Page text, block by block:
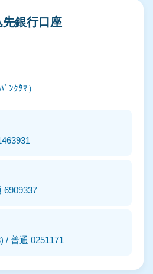
先銀行口座
ﾝｸﾀﾏ）
6909337
/ 普通 0251171